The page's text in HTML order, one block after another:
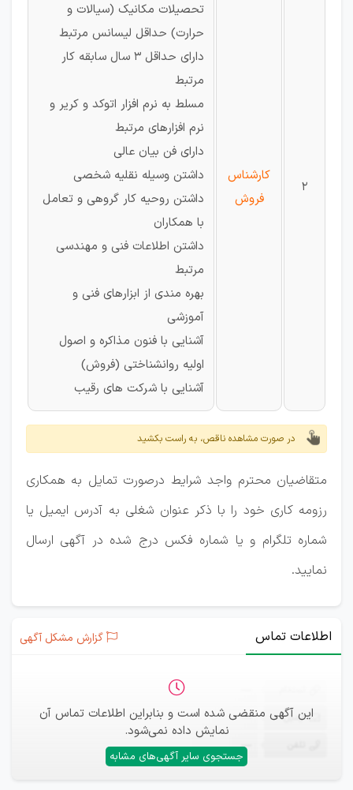
2
کارشناس
فروش
تحصیلات مکانیک (سیالات و
حرارت) حداقل لیسانس مرتبط
دارای حداقل 3 سال سابقه کار
مرتبط
مسلط به نرم افزار اتوکد و کریر و
نرم افزارهای مرتبط
دارای فن بیان عالی
داشتن وسیله نقلیه شخصی
داشتن روحیه کار گروهی و تعامل
با همکاران
داشتن اطلاعات فنی و مهندسی
مرتبط
بهره مندی از ابزارهای فنی و
آموزشی
آشنایی با فنون مذاکره و اصول
اولیه روانشناختی (فروش)
آشنایی با شرکت های رقیب
در صورت مشاهده ناقص، به راست بکشید
متقاضیان محترم واجد شرایط درصورت تمایل به همکاری
رزومه کاری خود را با ذکر عنوان شغلی به آدرس ایمیل یا
شماره تلگرام و یا شماره فکس درج شده در آگهی ارسال
نمایید.
اطلاعات تماس گزارش مشکل آگهی
این آگهی منقضی شده است و بنابراین اطلاعات تماس آن
نمایش داده نمی‌شود.
جستجوی سایر آگهی‌های مشابه
ایمیل —
—